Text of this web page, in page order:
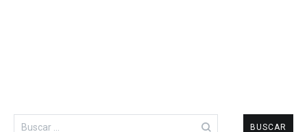
Buscar: